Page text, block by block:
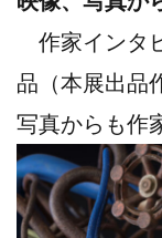
作家インタ
品（本展出品
写真からも作